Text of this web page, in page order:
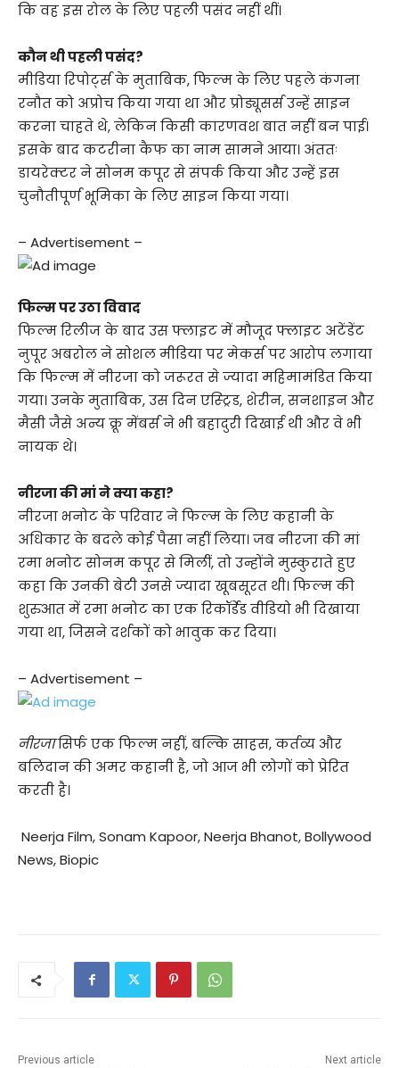
कि वह इस रोल के लिए पहली पसंद नहीं थीं।
कौन थी पहली पसंद?
मीडिया रिपोर्ट्स के मुताबिक, फिल्म के लिए पहले कंगना
रनौत को अप्रोच किया गया था और प्रोड्यूसर्स उन्हें साइन
करना चाहते थे, लेकिन किसी कारणवश बात नहीं बन पाई।
इसके बाद कटरीना कैफ का नाम सामने आया। अंततः
डायरेक्टर ने सोनम कपूर से संपर्क किया और उन्हें इस
चुनौतीपूर्ण भूमिका के लिए साइन किया गया।
– Advertisement –
फिल्म पर उठा विवाद
फिल्म रिलीज के बाद उस फ्लाइट में मौजूद फ्लाइट अटेंडेंट
नुपूर अबरोल ने सोशल मीडिया पर मेकर्स पर आरोप लगाया
कि फिल्म में नीरजा को जरूरत से ज्यादा महिमामंडित किया
गया। उनके मुताबिक, उस दिन एस्ट्रिड, शेरीन, सनशाइन और
मैसी जैसे अन्य क्रू मेंबर्स ने भी बहादुरी दिखाई थी और वे भी
नायक थे।
नीरजा की मां ने क्या कहा?
नीरजा भनोट के परिवार ने फिल्म के लिए कहानी के
अधिकार के बदले कोई पैसा नहीं लिया। जब नीरजा की मां
रमा भनोट सोनम कपूर से मिलीं, तो उन्होंने मुस्कुराते हुए
कहा कि उनकी बेटी उनसे ज्यादा खूबसूरत थी। फिल्म की
शुरुआत में रमा भनोट का एक रिकॉर्डेड वीडियो भी दिखाया
गया था, जिसने दर्शकों को भावुक कर दिया।
– Advertisement –
नीरजासिर्फ एक फिल्म नहीं, बल्कि साहस, कर्तव्य और
बलिदान की अमर कहानी है, जो आज भी लोगों को प्रेरित
करती है।
Neerja Film, Sonam Kapoor, Neerja Bhanot, Bollywood
News, Biopic
Previous article Next article